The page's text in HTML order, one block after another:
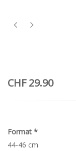
CHF 29.90
Format *
44-46 cm